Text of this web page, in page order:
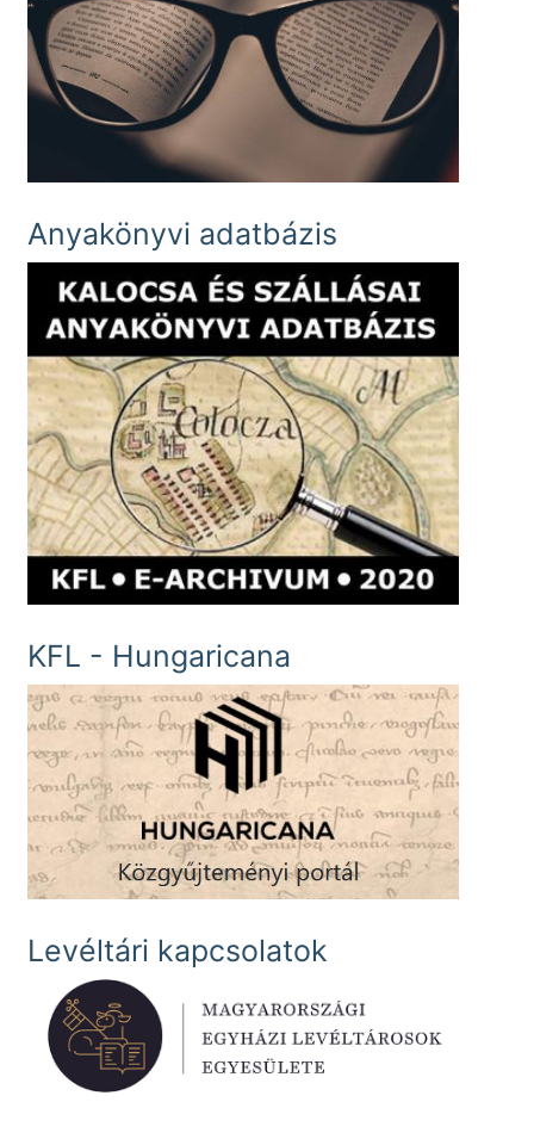
Anyakönyvi adatbázis
KFL - Hungaricana
Levéltári kapcsolatok